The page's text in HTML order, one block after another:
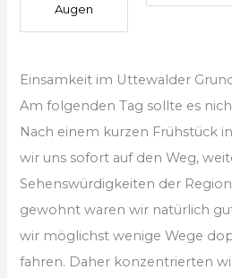
Augen
Einsamkeit im Uttewalder
Am folgenden Tag sollte es
Nach einem kurzen Frühstück
wir uns sofort auf den Weg,
Sehenswürdigkeiten der
gewohnt waren wir natürlich
wir möglichst wenige Wege
fahren. Daher konzentrierten